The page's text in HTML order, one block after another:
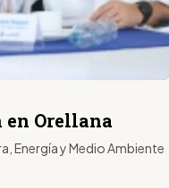
en Orellana
Energía y Medio Ambiente